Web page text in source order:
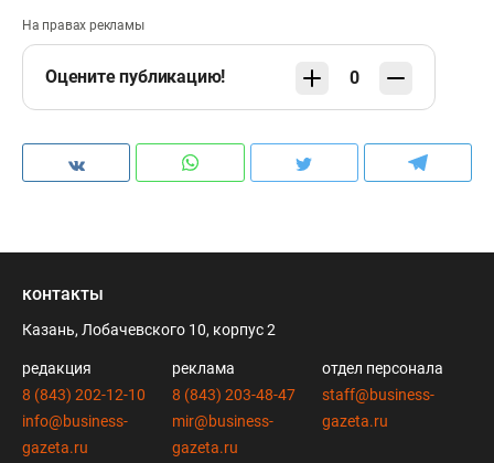
На правах рекламы
Оцените публикацию! 0
контакты
Казань, Лобачевского 10, корпус 2
редакция
8 (843) 202-12-10
info@business-
gazeta.ru
реклама
8 (843) 203-48-47
mir@business-
gazeta.ru
отдел персонала
staff@business-
gazeta.ru